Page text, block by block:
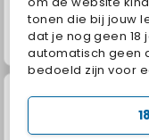
tonen die bij jouw
dat je nog geen
automatisch geen
bedoeld zijn voor
Juice Merge